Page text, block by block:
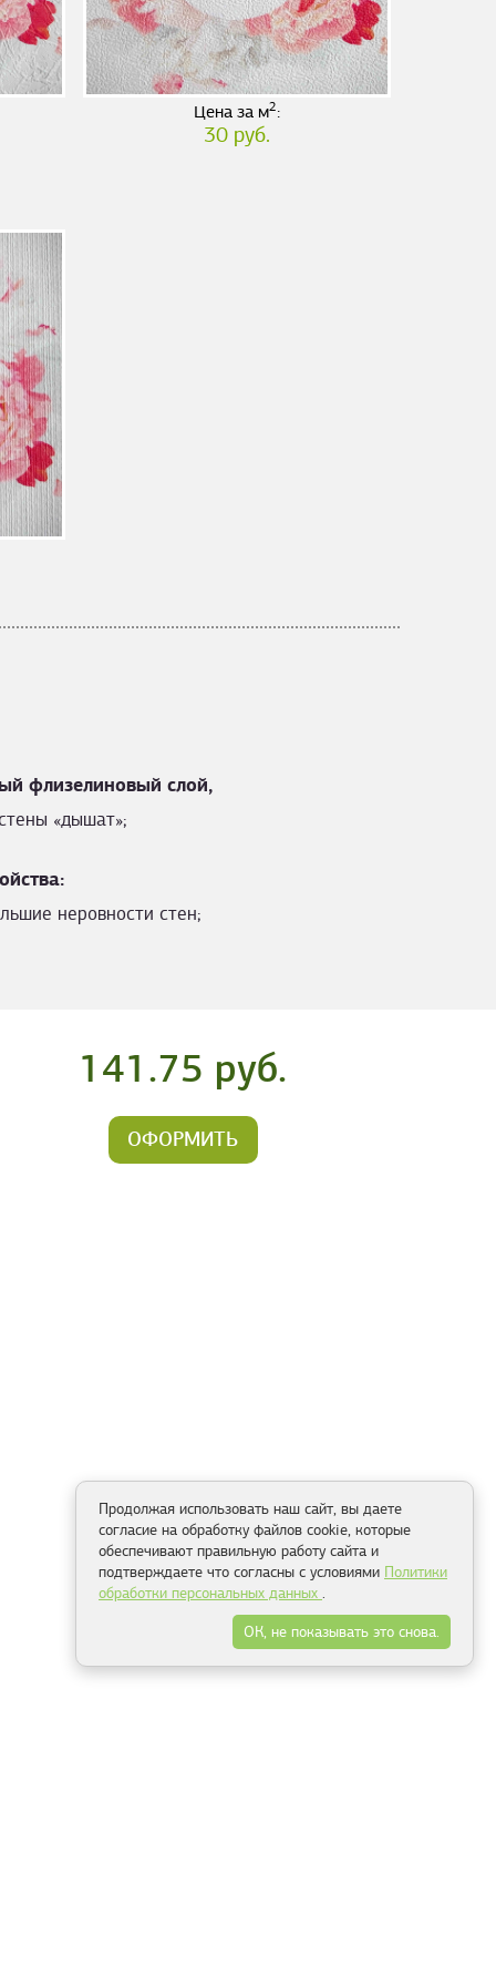
Цена за м2:
30 руб.
флизелиновый слой,
«дышат»;
неровности стен;
141.75 руб.
ОФОРМИТЬ
Продолжая использовать наш сайт, вы даете
согласие на обработку файлов cookie, которые
обеспечивают правильную работу сайта и
подтверждаете что согласны с условиями Политики
обработки персональных данных .
ОК, не показывать это снова.